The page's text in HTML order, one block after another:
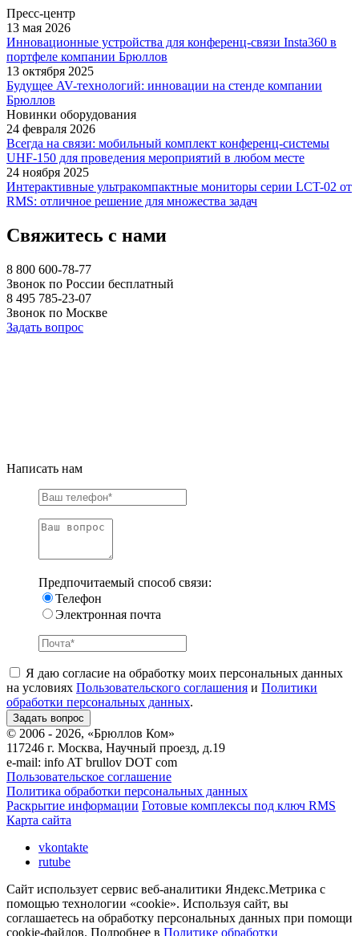
Пресс-центр
13 мая 2026
Инновационные устройства для конференц-связи Insta360 в
портфеле компании Брюллов
13 октября 2025
Будущее AV-технологий: инновации на стенде компании
Брюллов
Новинки оборудования
24 февраля 2026
Всегда на связи: мобильный комплект конференц-системы
UHF-150 для проведения мероприятий в любом месте
24 ноября 2025
Интерактивные ультракомпактные мониторы серии LCT-02 от
RMS: отличное решение для множества задач
Свяжитесь с нами
8 800 600-78-77
Звонок по России бесплатный
8 495 785-23-07
Звонок по Москве
Задать вопрос
Написать нам
Предпочитаемый способ связи:
Телефон
Электронная почта
Я даю согласие на обработку моих персональных данных
на условиях Пользовательского соглашения и Политики
обработки персональных данных.
© 2006 - 2026, «Брюллов Ком»
117246 г. Москва, Научный проезд, д.19
e-mail: info AT brullov DOT com
Пользовательское соглашение
Политика обработки персональных данных
Раскрытие информации Готовые комплексы под ключ RMS
Карта сайта
vkontakte
rutube
Сайт использует сервис веб-аналитики Яндекс.Метрика с
помощью технологии «cookie». Используя сайт, вы
соглашаетесь на обработку персональных данных при помощи
cookie-файлов. Подробнее в Политике обработки